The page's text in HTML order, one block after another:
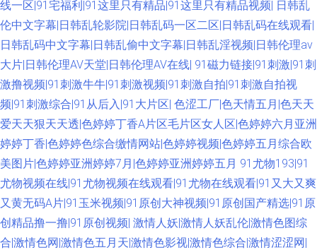
婷色导航 久久狠狠爱 美女超碰在线 大香蕉伊人天堂 综合久久精品在线 91次
元黄 欧美亚州国产 韩国无吗AV 大香蕉伊人干 日韩另类a片 国产精品狼友社
久久深夜影院 超碰婷婷色 久久伊人熟女 欧美成人第一页 97人人爽 成人久草
婷婷尤物超碰 www51视频 麻豆吴梦梦视频 亚洲涩涩免费 99大香蕉久久 狼
人色大香蕉 久久香蕉草久久 97超碰女人 欧美性爱综合楼 微拍91 人人插91
国产在8p 91cn邎78 日本加勒比av 91大神影音 婷婷偷拍 91看片网站
91ncom处女 91美女自慰 天天玩夜夜操 抖阴免费网站 青草五月婷 最新无毒
线一区|91宅福利|91这里只有精品|91这里只有精品视频| 日韩乱
伦中文字幕|日韩乱轮影院|日韩乱码一区二区|日韩乱码在线观看|
日韩乱码中文字幕|日韩乱偷中文字幕|日韩乱淫视频|日韩伦理av
大片|日韩伦理AV天堂|日韩伦理AV在线| 91磁力链接|91刺激|91刺
激撸视频|91刺激牛牛|91刺激视频|91刺激自拍|91刺激自拍视
频|91刺激综合|91从后入|91大片区| 色涩工厂|色天情五月|色天天
爱天天狠天天透|色婷婷丁香A片区毛片区女人区|色婷婷六月亚洲
婷婷丁香|色婷婷色综合缴情网站|色婷婷视频|色婷婷五月综合欧
美图片|色婷婷亚洲婷婷7月|色婷婷亚洲婷婷五月 91尤物193|91
尤物视频在线|91尤物视频在线观看|91尤物在线观看|91又大又爽
又黄无码A片|91玉米视频|91原创大神视频|91原创国产精选|91原
创精品撸一撸|91原创视频| 激情人妖|激情人妖乱伦|激情色图综
合|激情色网|激情色五月天|激情色影视|激情色综合|激情涩涩网|